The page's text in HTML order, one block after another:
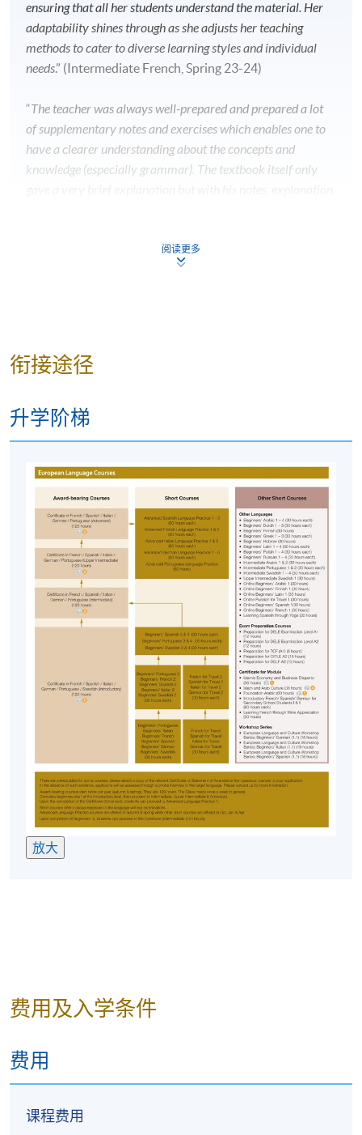
修业期
每讲3小时
地点
ensuring that all her students understand the material. Her
adaptability shines through as she adjusts her teaching
methods to cater to diverse learning styles and individual
needs.” (Intermediate French, Spring 23-24)
“The teacher was always well-prepared and prepared a lot
of supplementary notes and exercises which enables one to
have a clearer understanding about the concepts and
knowledge (especially grammar). The textbook itself only
to engage everyone in various practices, which helped a lot.
(Intermediate French, Spring 22-23)
阅读更多
衔接途径
升学阶梯
放大
费用及入学条件
费用
课程费用